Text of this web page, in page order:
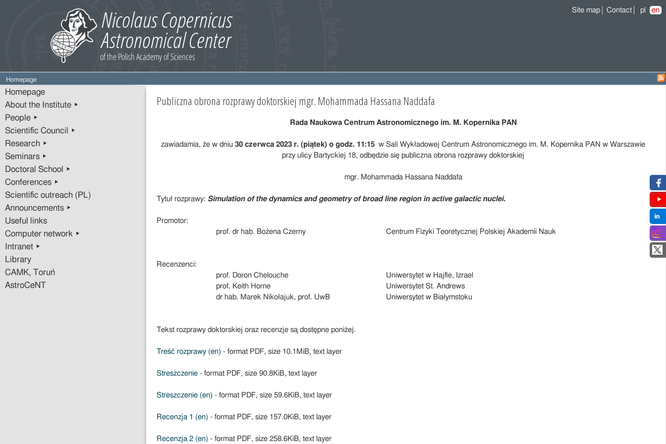
Site map Contact pl en
Homepage
Homepage
About the Institute ▸
People ▸
Scientific Council ▸
Research ▸
Seminars ▸
Doctoral School ▸
Conferences ▸
Scientific outreach (PL)
Announcements ▸
Useful links
Computer network ▸
Intranet ▸
Library
CAMK, Toruń
AstroCeNT
Publiczna
mgr.
Publiczna obrona rozprawy doktorskiej mgr. Mohammada Hassana Naddafa
Rada Naukowa Centrum Astronomicznego im. M. Kopernika PAN
zawiadamia, że w dniu30 czerwca 2023 r. (piątek) o godz. 11:15 w Sali Wykładowej Centrum Astronomicznego im. M. Kopernika PAN w Warszawie
przy ulicy Bartyckiej 18, odbędzie się publiczna obrona rozprawy doktorskiej
mgr. Mohammada Hassana Naddafa
Tytuł rozprawy: Simulation of the dynamics and geometry of broad line region in active galactic nuclei.
Promotor:
prof. dr hab. Bożena Czerny
Centrum Fizyki Teoretycznej Polskiej Akademii Nauk
Recenzenci:
prof. Doron Chelouche
Uniwersytet w Hajfie, Izrael
prof. Keith Horne
Uniwersytet St. Andrews
dr hab. Marek Nikołajuk, prof. UwB
Uniwersytet w Białymstoku
Tekst rozprawy doktorskiej oraz recenzje są dostępne poniżej.
Treść rozprawy (en) - format PDF, size 10.1MiB, text layer
Streszczenie- format PDF, size 90.8KiB, text layer
Streszczenie (en) - format PDF, size 59.6KiB, text layer
Recenzja 1 (en) - format PDF, size 157.0KiB, text layer
Recenzja 2 (en) - format PDF, size 258.6KiB, text layer